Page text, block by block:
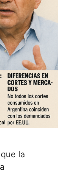
la